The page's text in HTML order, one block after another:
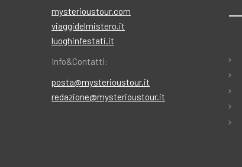
mysterioustour.com
viaggidelmistero.it
luoghinfestati.it
Info&Contatti:
posta@mysterioustour.it
redazione@mysterioustour.it